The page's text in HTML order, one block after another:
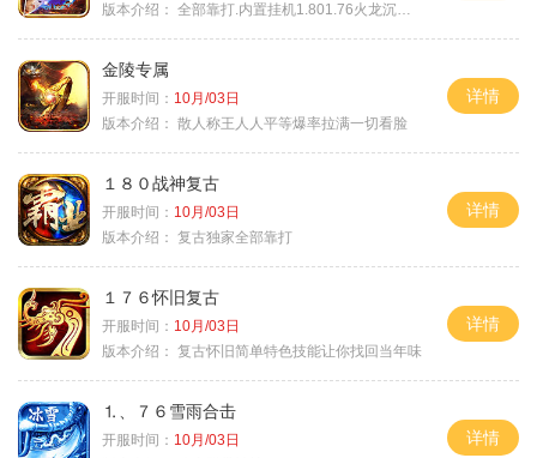
版本介绍： 全部靠打.内置挂机1.801.76火龙沉默微变
金陵专属
开服时间： 10月/03日
版本介绍： 散人称王人人平等爆率拉满一切看脸
详情
１８０战神复古
开服时间： 10月/03日
版本介绍： 复古独家全部靠打
详情
１７６怀旧复古
开服时间： 10月/03日
版本介绍： 复古怀旧简单特色技能让你找回当年味
详情
⒈、７６雪雨合击
开服时间： 10月/03日
详情